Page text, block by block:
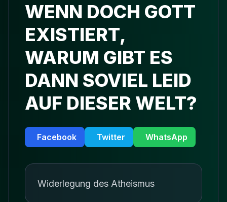
WENN DOCH GOTT
EXISTIERT,
WARUM GIBT ES
DANN SOVIEL LEID
AUF DIESER WELT?
Facebook Twitter WhatsApp
Widerlegung des Atheismus